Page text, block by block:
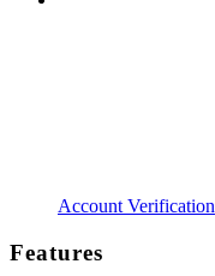
Account Verification
Features